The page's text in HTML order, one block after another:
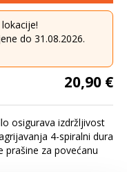
lokacije!
do 31.08.2026.
20,90 €
osigurava izdržljivost
4-spiralni dura
za povećanu